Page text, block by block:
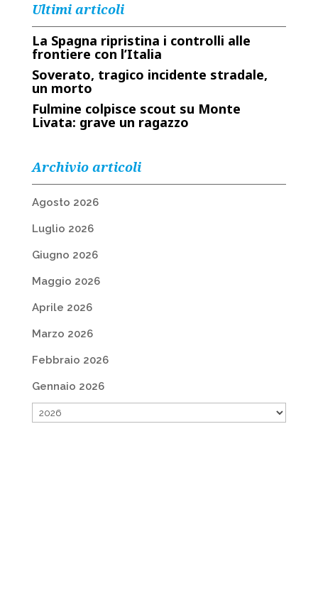
Ultimi articoli
La Spagna ripristina i controlli alle
frontiere con l’Italia
Soverato, tragico incidente stradale,
un morto
Fulmine colpisce scout su Monte
Livata: grave un ragazzo
Archivio articoli
Agosto 2026
Luglio 2026
Giugno 2026
Maggio 2026
Aprile 2026
Marzo 2026
Febbraio 2026
Gennaio 2026